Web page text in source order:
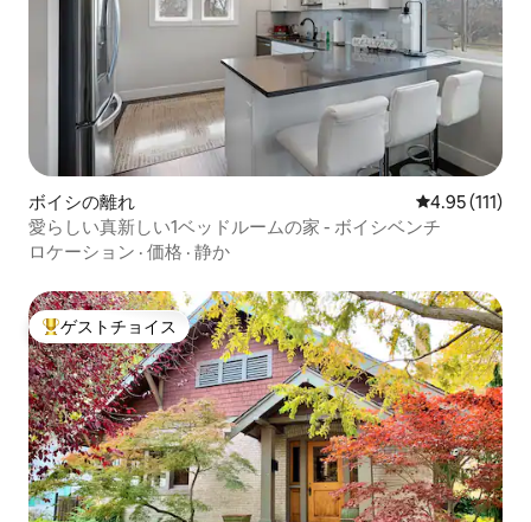
ボイシの離れ レビュー111
4.95 (111)
愛らしい真新しい1ベッドルームの家 - ボイシベンチ
ロケーション · 価格 · 静か
大好評のゲストチョイスです。
ゲストチョイス